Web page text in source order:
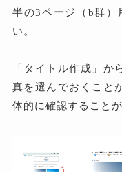
半の3ページ（b群）
い。
「タイトル作成」か
真を選んでおくこと
体的に確認することが